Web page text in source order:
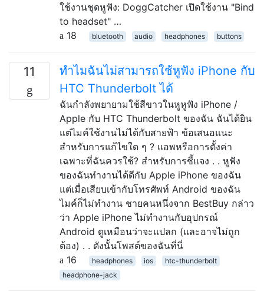
ใช้งานชุดหูฟัง: DoggCatcher เปิดใช้งาน "Bind
to headset" …
18
bluetooth audio headphones buttons
11
ทำไมฉันไม่สามารถใช้หูฟัง iPhone กับ
HTC Thunderbolt ได้
ฉันกำลังพยายามใช้สีขาวในหูหูฟัง iPhone /
Apple กับ HTC Thunderbolt ของฉัน ฉันได้ยิน
แต่ไมค์ใช้งานไม่ได้กับสายฟ้า ข้อเสนอแนะ
สำหรับการแก้ไขใด ๆ ? แอพหรือการตั้งค่า
เฉพาะที่ฉันควรใช้? สำหรับการชี้แจง . . หูฟัง
ของฉันทำงานได้ดีกับ Apple iPhone ของฉัน
แต่เมื่อเสียบเข้ากับโทรศัพท์ Android ของฉัน
ไมค์ก็ไม่ทำงาน ชายคนหนึ่งจาก BestBuy กล่าว
ว่า Apple iPhone ไม่ทำงานกับอุปกรณ์
Android ดูเหมือนว่าจะแปลก (และอาจไม่ถูก
ต้อง) . . ดังนั้นโพสต์ของฉันที่นี่
16
headphones ios
htc-thunderbolt
headphone-jack